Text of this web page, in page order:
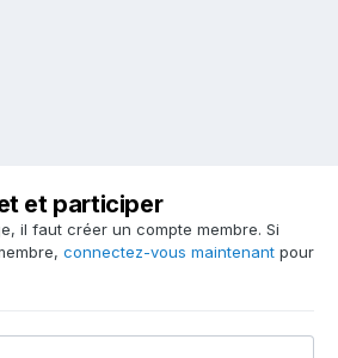
et participer
il faut créer un compte membre. Si
connectez-vous maintenant pour